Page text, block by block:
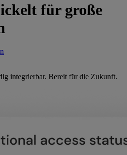
für große
integrierbar. Bereit für die Zukunft.